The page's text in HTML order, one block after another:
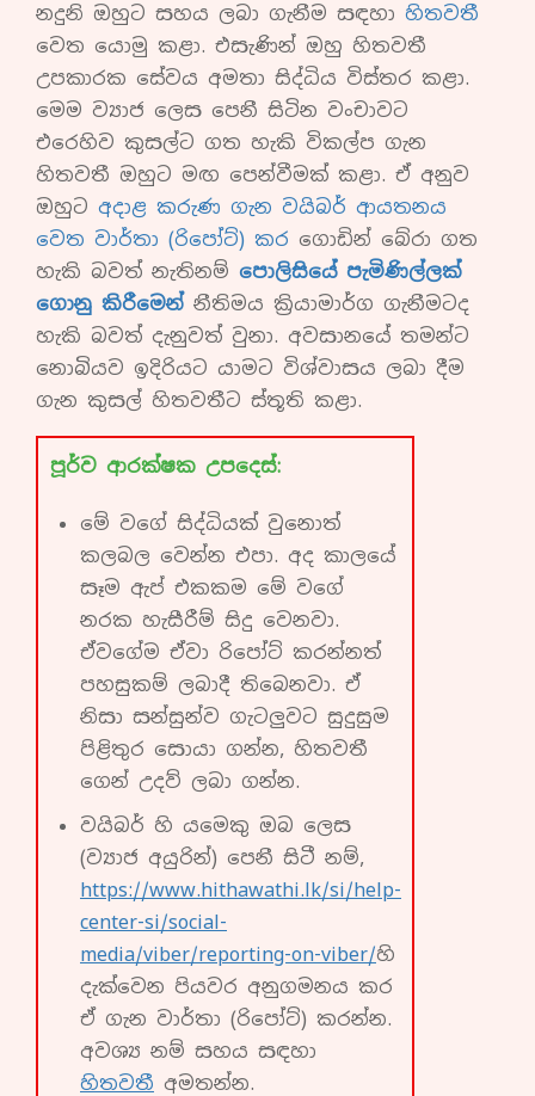
නදුනි ඔහුට සහය ලබා ගැනීම සඳහා හිතවතී
වෙත යොමු කළා. එසැණින් ඔහු හිතවතී
උපකාරක සේවය අමතා සිද්ධිය විස්තර කළා.
මෙම ව්‍යාජ ලෙස පෙනී සිටින වංචාවට
එරෙහිව කුසල්ට ගත හැකි විකල්ප ගැන
හිතවතී ඔහුට මඟ පෙන්වීමක් කළා. ඒ අනුව
ඔහුට අදාළ කරුණ ගැන වයිබර් ආයතනය
වෙත වාර්තා (රිපෝට්) කර ගොඩින් බේරා ගත
හැකි බවත් නැතිනම් පොලිසියේ පැමිණිල්ලක්
ගොනු කිරීමෙන් නීතිමය ක්‍රියාමාර්ග ගැනීමටද
හැකි බවත් දැනුවත් වුනා. අවසානයේ තමන්ට
නොබියව ඉදිරියට යාමට විශ්වාසය ලබා දීම
ගැන කුසල් හිතවතීට ස්තූති කළා.
පූර්ව ආරක්ෂක උපදෙස්:
මේ වගේ සිද්ධියක් වුනොත්
කලබල වෙන්න එපා. අද කාලයේ
සෑම ඇප් එකකම මේ වගේ
නරක හැසීරීම් සිදු වෙනවා.
ඒවගේම ඒවා රිපෝට් කරන්නත්
පහසුකම් ලබාදී තිබෙනවා. ඒ
නිසා සන්සුන්ව ගැටලුවට සුදුසුම
පිළිතුර සොයා ගන්න, හිතවතී
ගෙන් උදව් ලබා ගන්න.
වයිබර් හි යමෙකු ඔබ ලෙස
(ව්‍යාජ අයුරින්) පෙනී සිටී නම්,
https://www.hithawathi.lk/si/help-
center-si/social-
media/viber/reporting-on-viber/හි
දැක්වෙන පියවර අනුගමනය කර
ඒ ගැන වාර්තා (රිපෝට්) කරන්න.
අවශ්‍ය නම් සහය සඳහා
හිතවතී අමතන්න.